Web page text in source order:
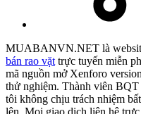
MUABANVN.NET là
bán rao vặt trực tuyến miễn
mã nguồn mở Xenforo
thử nghiệm. Thành viên
tôi không chịu trách nhiệm
lên. Mọi giao dịch liên hệ